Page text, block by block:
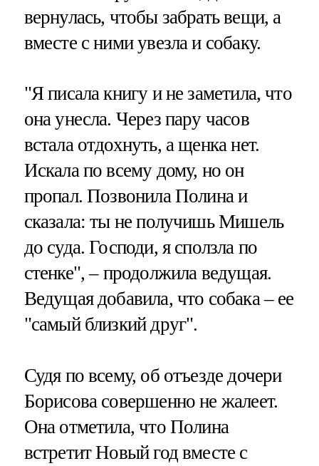
вернулась, чтобы забрать вещи, а
вместе с ними увезла и собаку.
"Я писала книгу и не заметила, что
она унесла. Через пару часов
встала отдохнуть, а щенка нет.
Искала по всему дому, но он
пропал. Позвонила Полина и
сказала: ты не получишь Мишель
до суда. Господи, я сползла по
стенке", – продолжила ведущая.
Ведущая добавила, что собака – ее
"самый близкий друг".
Судя по всему, об отъезде дочери
Борисова совершенно не жалеет.
Она отметила, что Полина
встретит Новый год вместе с